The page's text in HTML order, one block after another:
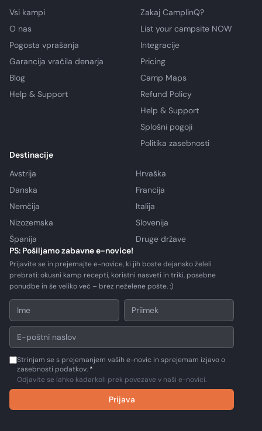
Vsi kampi
O nas
Pogosta vprašanja
Garancija vračila denarja
Blog
Help & Support
Zakaj CamplinQ?
List your campsite NOW
Integracije
Pricing
Camp Maps
Refund Policy
Help & Support
Splošni pogoji
Politika zasebnosti
Destinacije
Avstrija
Hrvaška
Danska
Francija
Nemčija
Italija
Nizozemska
Slovenija
Španija
Druge države
PS: Pošiljamo zabavne e-novice!
Prijavite se in prejemajte e-novice, ki jih boste dejansko želeli
prebrati: okusni kamp recepti, koristni nasveti in triki, posebne
ponudbe in še veliko več – brez neželene pošte. :)
Strinjam se s prejemanjem vaših e-novic in sprejemam izjavo o
zasebnosti podatkov. *
Odjavite se lahko kadarkoli prek povezave v naši e-novici.
Prijava